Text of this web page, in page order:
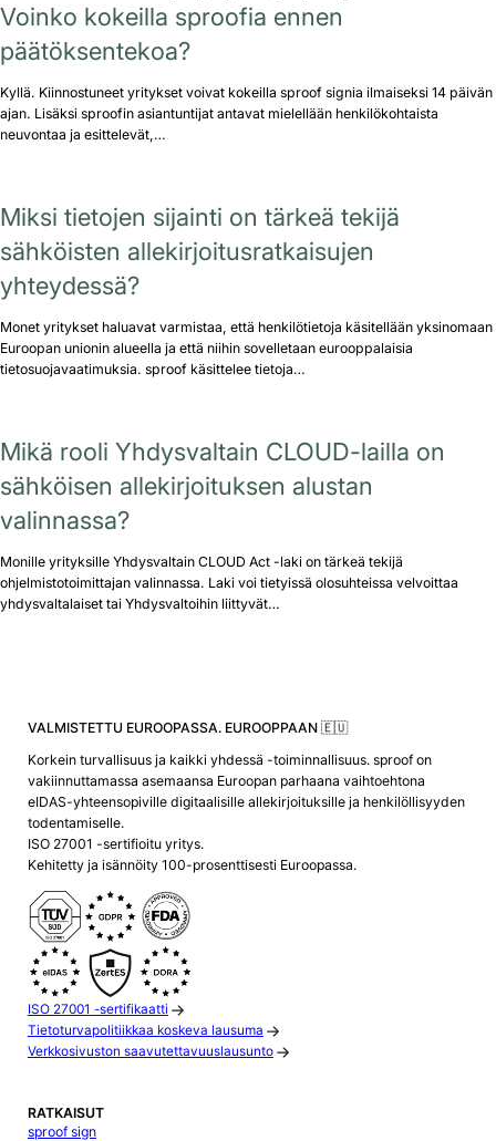
Voinko kokeilla sproofia ennen
päätöksentekoa?
Kyllä. Kiinnostuneet yritykset voivat kokeilla sproof signia ilmaiseksi 14 päivän
ajan. Lisäksi sproofin asiantuntijat antavat mielellään henkilökohtaista
neuvontaa ja esittelevät,…
Miksi tietojen sijainti on tärkeä tekijä
sähköisten allekirjoitusratkaisujen
yhteydessä?
Monet yritykset haluavat varmistaa, että henkilötietoja käsitellään yksinomaan
Euroopan unionin alueella ja että niihin sovelletaan eurooppalaisia
tietosuojavaatimuksia. sproof käsittelee tietoja…
Mikä rooli Yhdysvaltain CLOUD-lailla on
sähköisen allekirjoituksen alustan
valinnassa?
Monille yrityksille Yhdysvaltain CLOUD Act -laki on tärkeä tekijä
ohjelmistotoimittajan valinnassa. Laki voi tietyissä olosuhteissa velvoittaa
yhdysvaltalaiset tai Yhdysvaltoihin liittyvät…
VALMISTETTU EUROOPASSA. EUROOPPAAN 🇪🇺
Korkein turvallisuus ja kaikki yhdessä -toiminnallisuus. sproof on
vakiinnuttamassa asemaansa Euroopan parhaana vaihtoehtona
eIDAS-yhteensopiville digitaalisille allekirjoituksille ja henkilöllisyyden
todentamiselle.
ISO 27001 -sertifioitu yritys.
Kehitetty ja isännöity 100-prosenttisesti Euroopassa.
ISO 27001 -sertifikaatti
Tietoturvapolitiikkaa koskeva lausuma
Verkkosivuston saavutettavuuslausunto
RATKAISUT
sproof sign